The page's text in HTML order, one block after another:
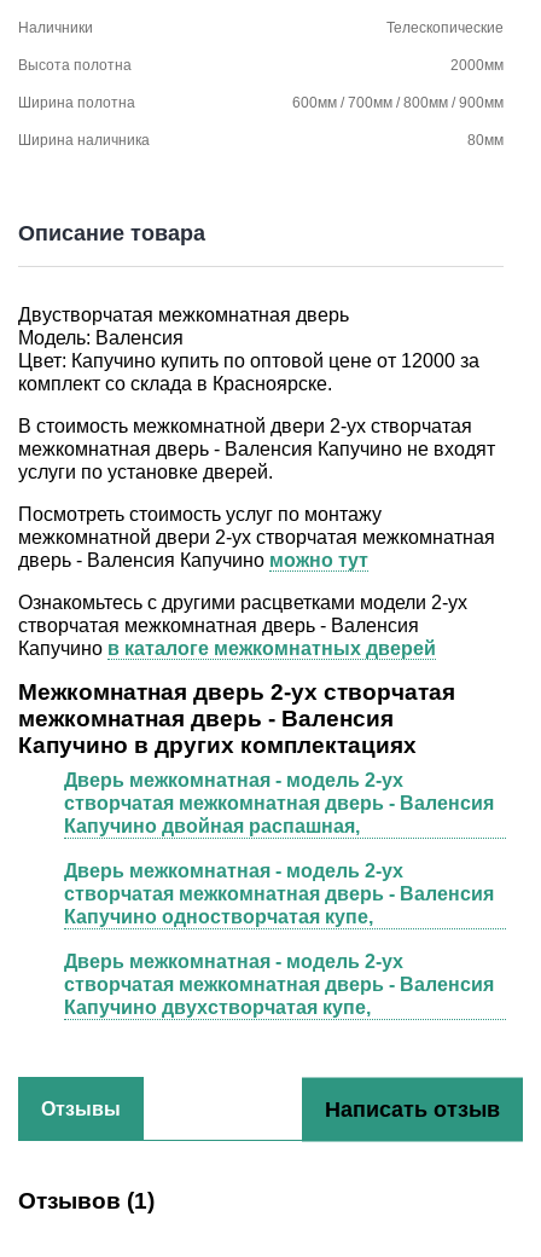
Наличники Телескопические
Высота полотна 2000мм
Ширина полотна 600мм / 700мм / 800мм / 900мм
Ширина наличника 80мм
Описание товара
Двустворчатая межкомнатная дверь
Модель: Валенсия
Цвет: Капучино купить по оптовой цене от 12000 за
комплект со склада в Красноярске.
В стоимость межкомнатной двери 2-ух створчатая
межкомнатная дверь - Валенсия Капучино не входят
услуги по установке дверей.
Посмотреть стоимость услуг по монтажу
межкомнатной двери 2-ух створчатая межкомнатная
дверь - Валенсия Капучино можно тут
Ознакомьтесь c другими расцветками модели 2-ух
створчатая межкомнатная дверь - Валенсия
Капучино в каталоге межкомнатных дверей
Межкомнатная дверь 2-ух створчатая
межкомнатная дверь - Валенсия
Капучино в других комплектациях
Дверь межкомнатная - модель 2-ух
створчатая межкомнатная дверь - Валенсия
Капучино двойная распашная,
Дверь межкомнатная - модель 2-ух
створчатая межкомнатная дверь - Валенсия
Капучино одностворчатая купе,
Дверь межкомнатная - модель 2-ух
створчатая межкомнатная дверь - Валенсия
Капучино двухстворчатая купе,
Отзывы Написать отзыв
Отзывов (1)